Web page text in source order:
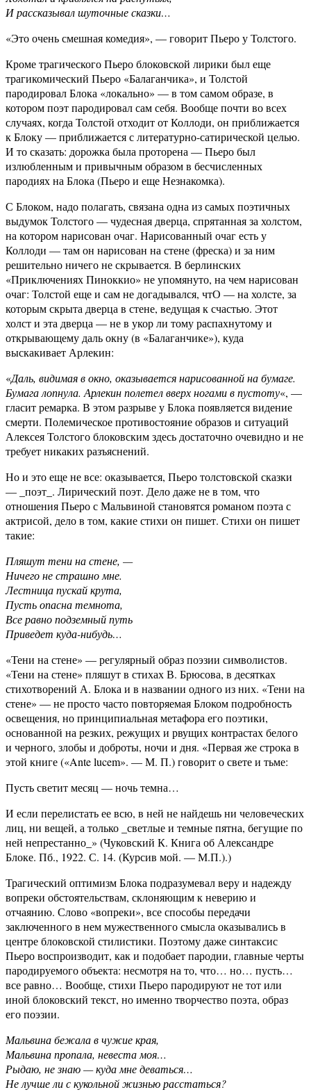
И рассказывал шуточные сказки…
«Это очень смешная комедия», — говорит Пьеро у Толстого.
Кроме трагического Пьеро блоковской лирики был еще
трагикомический Пьеро «Балаганчика», и Толстой
пародировал Блока «локально» — в том самом образе, в
котором поэт пародировал сам себя. Вообще почти во всех
случаях, когда Толстой отходит от Коллоди, он приближается
к Блоку — приближается с литературно-сатирической целью.
И то сказать: дорожка была проторена — Пьеро был
излюбленным и привычным образом в бесчисленных
пародиях на Блока (Пьеро и еще Незнакомка).
С Блоком, надо полагать, связана одна из самых поэтичных
выдумок Толстого — чудесная дверца, спрятанная за холстом,
на котором нарисован очаг. Нарисованный очаг есть у
Коллоди — там он нарисован на стене (фреска) и за ним
решительно ничего не скрывается. В берлинских
«Приключениях Пиноккио» не упомянуто, на чем нарисован
очаг: Толстой еще и сам не догадывался, чтО — на холсте, за
которым скрыта дверца в стене, ведущая к счастью. Этот
холст и эта дверца — не в укор ли тому распахнутому и
открывающему даль окну (в «Балаганчике»), куда
выскакивает Арлекин:
«Даль, видимая в окно, оказывается нарисованной на бумаге.
Бумага лопнула. Арлекин полетел вверх ногами в пустоту«, —
гласит ремарка. В этом разрыве у Блока появляется видение
смерти. Полемическое противостояние образов и ситуаций
Алексея Толстого блоковским здесь достаточно очевидно и не
требует никаких разъяснений.
Но и это еще не все: оказывается, Пьеро толстовской сказки
— _поэт_. Лирический поэт. Дело даже не в том, что
отношения Пьеро с Мальвиной становятся романом поэта с
актрисой, дело в том, какие стихи он пишет. Стихи он пишет
такие:
Пляшут тени на стене, —
Ничего не страшно мне.
Лестница пускай крута,
Пусть опасна темнота,
Все равно подземный путь
Приведет куда-нибудь…
«Тени на стене» — регулярный образ поэзии символистов.
«Тени на стене» пляшут в стихах В. Брюсова, в десятках
стихотворений А. Блока и в названии одного из них. «Тени на
стене» — не просто часто повторяемая Блоком подробность
освещения, но принципиальная метафора его поэтики,
основанной на резких, режущих и рвущих контрастах белого
и черного, злобы и доброты, ночи и дня. «Первая же строка в
этой книге («Ante lucem». — М. П.) говорит о свете и тьме:
Пусть светит месяц — ночь темна…
И если перелистать ее всю, в ней не найдешь ни человеческих
лиц, ни вещей, а только _светлые и темные пятна, бегущие по
ней непрестанно_» (Чуковский К. Книга об Александре
Блоке. Пб., 1922. С. 14. (Курсив мой. — М.П.).)
Трагический оптимизм Блока подразумевал веру и надежду
вопреки обстоятельствам, склоняющим к неверию и
отчаянию. Слово «вопреки», все способы передачи
заключенного в нем мужественного смысла оказывались в
центре блоковской стилистики. Поэтому даже синтаксис
Пьеро воспроизводит, как и подобает пародии, главные черты
пародируемого объекта: несмотря на то, что… но… пусть…
все равно… Вообще, стихи Пьеро пародируют не тот или
иной блоковский текст, но именно творчество поэта, образ
его поэзии.
Мальвина бежала в чужие края,
Мальвина пропала, невеста моя…
Рыдаю, не знаю — куда мне деваться…
Не лучше ли с кукольной жизнью расстаться?